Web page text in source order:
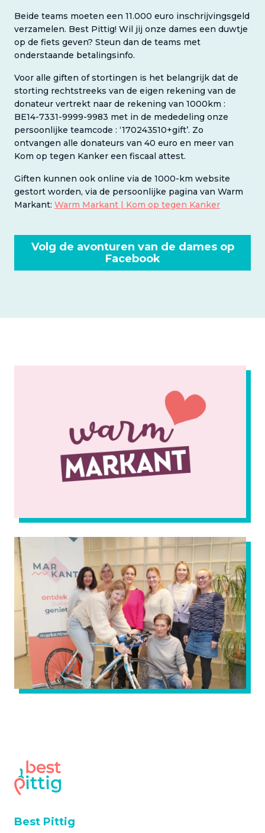
Beide teams moeten een 11.000 euro inschrijvingsgeld
verzamelen. Best Pittig! Wil jij onze dames een duwtje
op de fiets geven? Steun dan de teams met
onderstaande betalingsinfo.
Voor alle giften of stortingen is het belangrijk dat de
storting rechtstreeks van de eigen rekening van de
donateur vertrekt naar de rekening van 1000km :
BE14-7331-9999-9983 met in de mededeling onze
persoonlijke teamcode : ‘170243510+gift’. Zo
ontvangen alle donateurs van 40 euro en meer van
Kom op tegen Kanker een fiscaal attest.
Giften kunnen ook online via de 1000-km website
gestort worden, via de persoonlijke pagina van Warm
Markant: Warm Markant | Kom op tegen Kanker
Volg de avonturen van de dames op
Facebook
Best Pittig